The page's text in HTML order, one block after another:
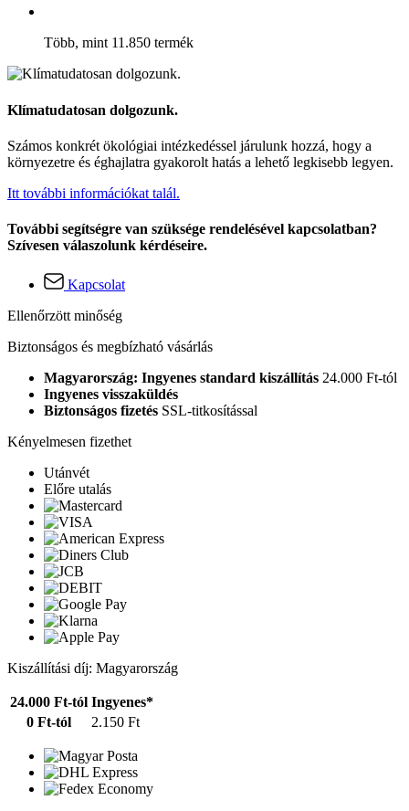
Több, mint 11.850 termék
Klímatudatosan dolgozunk.
Számos konkrét ökológiai intézkedéssel járulunk hozzá, hogy a
környezetre és éghajlatra gyakorolt hatás a lehető legkisebb legyen.
Itt további információkat talál.
További segítségre van szüksége rendelésével kapcsolatban?
Szívesen válaszolunk kérdéseire.
Kapcsolat
Ellenőrzött minőség
Biztonságos és megbízható vásárlás
Magyarország: Ingyenes standard kiszállítás 24.000 Ft-tól
Ingyenes visszaküldés
Biztonságos fizetés SSL-titkosítással
Kényelmesen fizethet
Utánvét
Előre utalás
Kiszállítási díj: Magyarország
24.000 Ft-tól Ingyenes*
0 Ft-tól
2.150 Ft